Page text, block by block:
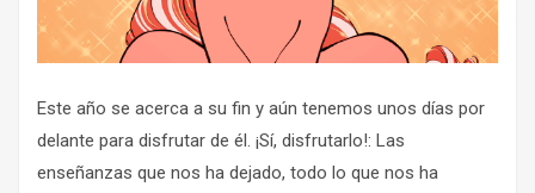
Este año se acerca a su fin y aún tenemos unos días por
delante para disfrutar de él. ¡Sí, disfrutarlo!: Las
enseñanzas que nos ha dejado, todo lo que nos ha